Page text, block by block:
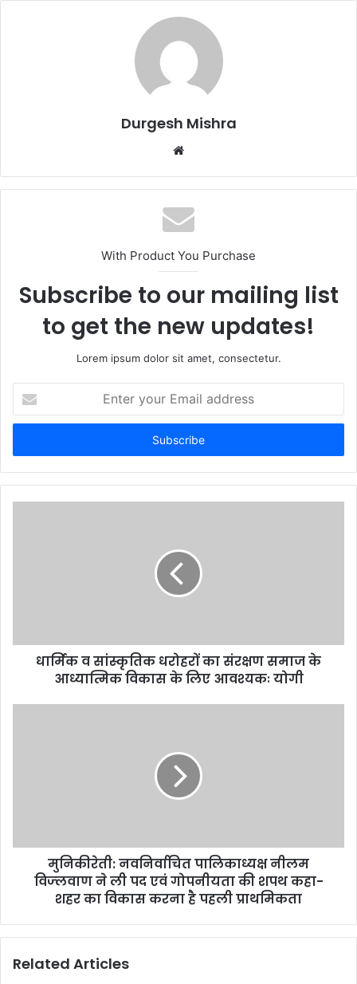
Durgesh Mishra
Website
With Product You Purchase
Subscribe to our mailing list
to get the new updates!
Lorem ipsum dolor sit amet, consectetur.
your
Email
धार्मिक व सांस्कृतिक धरोहरों का संरक्षण समाज के
आध्यात्मिक विकास के लिए आवश्यकः योगी
मुनिकीरेती: नवनिर्वाचित पालिकाध्यक्ष नीलम
विज्लवाण ने ली पद एवं गोपनीयता की शपथ कहा-
शहर का विकास करना है पहली प्राथमिकता
Related Articles